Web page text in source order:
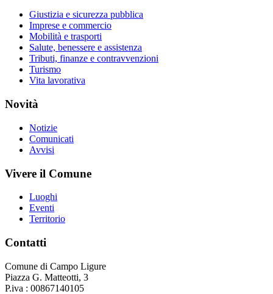
Giustizia e sicurezza pubblica
Imprese e commercio
Mobilità e trasporti
Salute, benessere e assistenza
Tributi, finanze e contravvenzioni
Turismo
Vita lavorativa
Novità
Notizie
Comunicati
Avvisi
Vivere il Comune
Luoghi
Eventi
Territorio
Contatti
Comune di Campo Ligure
Piazza G. Matteotti, 3
P.iva : 00867140105